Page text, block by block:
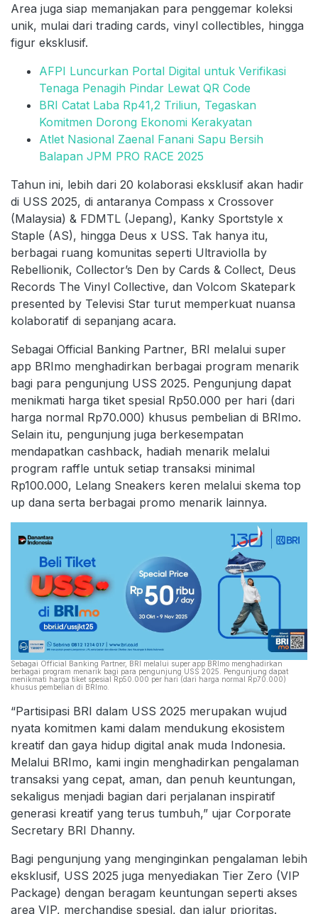
Area juga siap memanjakan para penggemar koleksi
unik, mulai dari trading cards, vinyl collectibles, hingga
figur eksklusif.
AFPI Luncurkan Portal Digital untuk Verifikasi
Tenaga Penagih Pindar Lewat QR Code
BRI Catat Laba Rp41,2 Triliun, Tegaskan
Komitmen Dorong Ekonomi Kerakyatan
Atlet Nasional Zaenal Fanani Sapu Bersih
Balapan JPM PRO RACE 2025
Tahun ini, lebih dari 20 kolaborasi eksklusif akan hadir
di USS 2025, di antaranya Compass x Crossover
(Malaysia) & FDMTL (Jepang), Kanky Sportstyle x
Staple (AS), hingga Deus x USS. Tak hanya itu,
berbagai ruang komunitas seperti Ultraviolla by
Rebellionik, Collector’s Den by Cards & Collect, Deus
Records The Vinyl Collective, dan Volcom Skatepark
presented by Televisi Star turut memperkuat nuansa
kolaboratif di sepanjang acara.
Sebagai Official Banking Partner, BRI melalui super
app BRImo menghadirkan berbagai program menarik
bagi para pengunjung USS 2025. Pengunjung dapat
menikmati harga tiket spesial Rp50.000 per hari (dari
harga normal Rp70.000) khusus pembelian di BRImo.
Selain itu, pengunjung juga berkesempatan
mendapatkan cashback, hadiah menarik melalui
program raffle untuk setiap transaksi minimal
Rp100.000, Lelang Sneakers keren melalui skema top
up dana serta berbagai promo menarik lainnya.
Sebagai Official Banking Partner, BRI melalui super app BRImo menghadirkan
berbagai program menarik bagi para pengunjung USS 2025. Pengunjung dapat
menikmati harga tiket spesial Rp50.000 per hari (dari harga normal Rp70.000)
khusus pembelian di BRImo.
“Partisipasi BRI dalam USS 2025 merupakan wujud
nyata komitmen kami dalam mendukung ekosistem
kreatif dan gaya hidup digital anak muda Indonesia.
Melalui BRImo, kami ingin menghadirkan pengalaman
transaksi yang cepat, aman, dan penuh keuntungan,
sekaligus menjadi bagian dari perjalanan inspiratif
generasi kreatif yang terus tumbuh,” ujar Corporate
Secretary BRI Dhanny.
Bagi pengunjung yang menginginkan pengalaman lebih
eksklusif, USS 2025 juga menyediakan Tier Zero (VIP
Package) dengan beragam keuntungan seperti akses
area VIP, merchandise spesial, dan jalur prioritas.